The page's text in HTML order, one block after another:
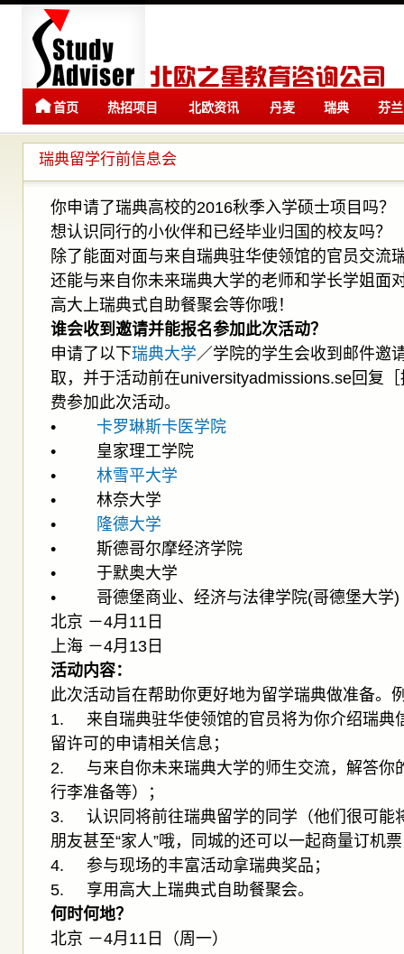
首页 热招项目 北欧资讯 丹麦
留学
瑞典
留学
芬兰
瑞典留学行前信息会
你申请了瑞典高校的2016秋季入学硕士项目吗？
想认识同行的小伙伴和已经毕业归国的校友吗？
除了能面对面与来自瑞典驻华使领馆的官员交流
还能与来自你未来瑞典大学的老师和学长学姐面
高大上瑞典式自助餐聚会等你哦！
谁会收到邀请并能报名参加此次活动？
申请了以下瑞典大学／学院的学生会收到邮件邀
取，并于活动前在universityadmissions.se回复
费参加此次活动。
• 卡罗琳斯卡医学院
• 皇家理工学院
• 林雪平大学
• 林奈大学
•
隆德大学
• 斯德哥尔摩经济学院
• 于默奥大学
• 哥德堡商业、经济与法律学院(哥德堡大学)
北京 －4月11日
上海 －4月13日
活动内容：
此次活动旨在帮助你更好地为留学瑞典做准备。
1. 来自瑞典驻华使领馆的官员将为你介绍瑞典
留许可的申请相关信息；
2. 与来自你未来瑞典大学的师生交流，解答你
行李准备等）；
3. 认识同将前往瑞典留学的同学（他们很可能
朋友甚至“家人”哦，同城的还可以一起商量订机
4. 参与现场的丰富活动拿瑞典奖品；
5. 享用高大上瑞典式自助餐聚会。
何时何地？
北京 －4月11日（周一）